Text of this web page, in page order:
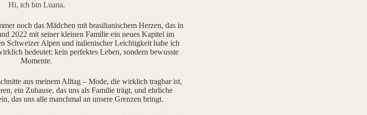
Hi, ich bin Luana.
noch das Mädchen mit brasilianischem Herzen, das in
2022 mit seiner kleinen Familie ein neues Kapitel im
Schweizer Alpen und italienischer Leichtigkeit habe ich
bedeutet: kein perfektes Leben, sondern bewusste
Momente.
aus meinem Alltag – Mode, die wirklich tragbar ist,
ein Zuhause, das uns als Familie trägt, und ehrliche
das uns alle manchmal an unsere Grenzen bringt.